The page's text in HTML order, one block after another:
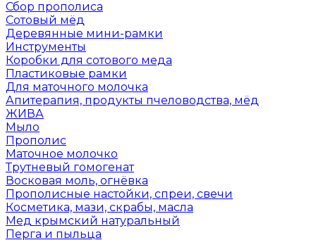
Сбор прополиса
Сотовый мёд
Деревянные мини-рамки
Инструменты
Коробки для сотового меда
Пластиковые рамки
Для маточного молочка
Апитерапия, продукты пчеловодства, мёд
ЖИВА
Мыло
Прополис
Маточное молочко
Трутневый гомогенат
Восковая моль, огнёвка
Прополисные настойки, спреи, свечи
Косметика, мази, скрабы, масла
Мед крымский натуральный
Перга и пыльца